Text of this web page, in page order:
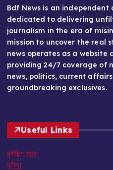
Bdf News is an
dedicated to delivering
journalism in the era of
mission to uncover the real
news operates as a website
providing 24/7 coverage of
news, politics, current
groundbreaking exclusives.
Useful Links
ब्रेकिंग न्यूज़
दुनिया